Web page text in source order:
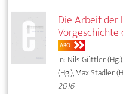
Die Arbeit der
ABO
In: Nils Güttler
(Hg.), Max Stadler
2016